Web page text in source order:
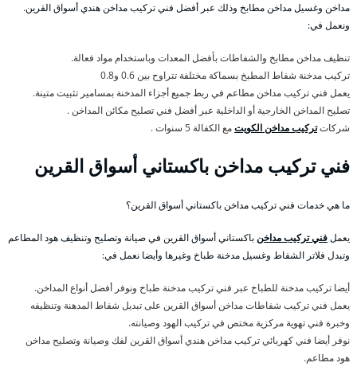
مداخن وغسيل مداخن مطابخ وذلك عبر أفضل فني تركيب مداخن هندي أسواق القرين.
ونعمل في:
تنظيف مداخن مطابخ والشفاطات بأفضل المعدات وباستخدام مواد فعالة.
تركيب مدخنة شفاط المطبخ بسماكة مختلفة تتراوح بين 0.6 و0.8
يعمل فني تركيب مداخن مطاعم في ربط جميع أجزاء المدخنة بمسامير تثبيت متينة.
تصليح المداخن الخارجية أو الداخلية عبر أفضل فني تصليح مكائن المداخن .
شركاتتركيب مداخن الكويتمع الكفالة 5 سنوات .
فني تركيب مداخن باكستاني أسواق القرين
ما هي خدمات فني تركيب مداخن باكستاني أسواق القرين؟
يعملفني تركيب مداخنباكستاني أسواق القرين في صيانة وتصليح وتنظيف هود المطاعم
وتبدل فلاتر الشفاط وغسيل مدخنة طباخ وغيرها وأيضا نعمل في:
أيضا تركيب مدخنة للطباخ عبر فني تركيب مدخنة طباخ ونوفر أفضل أنواع المداخن.
يعمل فني تركيب شفاطات مداخن أسواق القرين على تبديل شفاط المدهنة وتنظيفه
وخبرة فني تهوية مركزية مختص في تركيب الهود وصيانته.
نوفر أيضا فني كهربائي تركيب مداخن هندي أسواق القرين لفك وصيانة وتصليح مداخن
هود مطاعم.